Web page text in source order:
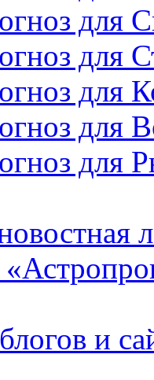
для
для
для
для
для
и